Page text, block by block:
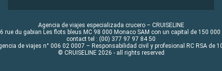
Agencia de viajes especializada crucero – CRUISELINE
rue du gabian Les flots bleus MC 98 000 Monaco SAM con un capital de 150 000
contact tel : (00) 377 97 97 84 50
de viajes n° 006 02 0007 – Responsabilidad civil y profesional RC RSA de
© CRUISELINE 2026 - all rights reserved